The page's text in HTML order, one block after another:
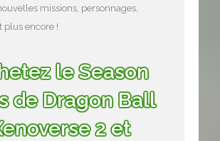
missions, personnages,
plus encore !
le Season
de Dragon Ball
2 et